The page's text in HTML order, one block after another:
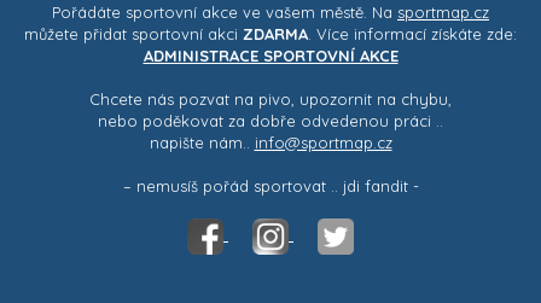
Pořádáte sportovní akce ve vašem městě. Na sportmap.cz
můžete přidat sportovní akci ZDARMA . Více informací získáte zde:
ADMINISTRACE SPORTOVNÍ AKCE
Chcete nás pozvat na pivo, upozornit na chybu,
nebo poděkovat za dobře odvedenou práci ..
napište nám.. info@sportmap.cz
– nemusíš pořád sportovat .. jdi fandit -